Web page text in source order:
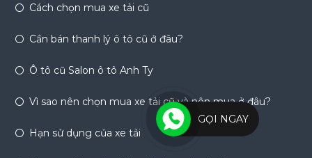
Cách chọn mua xe tải cũ
Cần bán thanh lý ô tô cũ ở đâu?
Ô tô cũ Salon ô tô Anh Ty
Vì sao nên chọn mua xe tải cũ và nên mua ở đâu?
Hạn sử dụng của xe tải
GỌI NGAY